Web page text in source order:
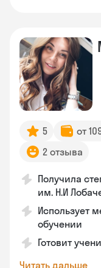
5 от
2 отзыва
Получила
им. Н.И
Использует
обучении
Готовит
Читать дальше